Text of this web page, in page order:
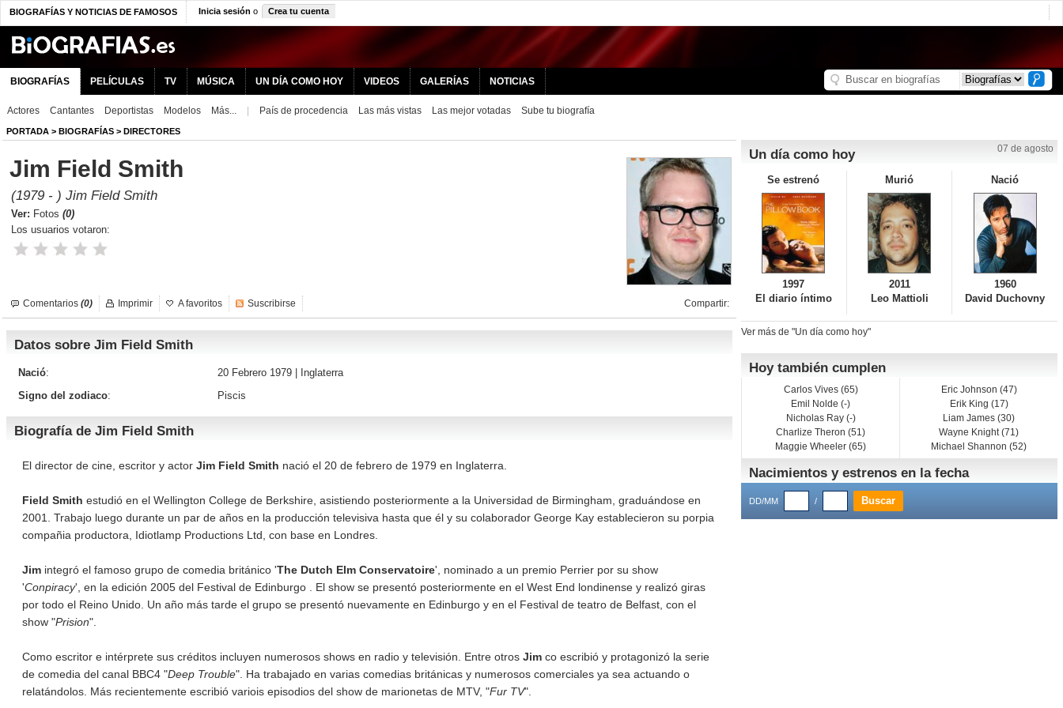
BIOGRAFÍAS Y NOTICIAS DE FAMOSOS Inicia sesión o Crea tu cuenta
BIOGRAFÍAS PELÍCULAS TV MÚSICA UN DÍA COMO HOY VIDEOS GALERÍAS NOTICIAS
Actores Cantantes Deportistas Modelos Más... País de procedencia Las más vistas Las mejor votadas Sube tu biografía
PORTADA > BIOGRAFÍAS > DIRECTORES
Jim Field Smith
(1979 - ) Jim Field Smith
Ver: Fotos (0)
Los usuarios votaron:
Comentarios (0) Compartir:
Imprimir A favoritos Suscribirse
Datos sobre Jim Field Smith
Nació: 20 Febrero 1979 |
Inglaterra
Signo del zodiaco: Piscis
Biografía de Jim Field Smith
El director de cine, escritor y actor Jim Field Smith nació el 20 de febrero de 1979 en Inglaterra.
Field Smith estudió en el Wellington College de Berkshire, asistiendo posteriormente a la Universidad de Birmingham, graduándose en
2001. Trabajo luego durante un par de años en la producción televisiva hasta que él y su colaborador George Kay establecieron su porpia
compañia productora, Idiotlamp Productions Ltd, con base en Londres.
Jim integró el famoso grupo de comedia británico 'The Dutch Elm Conservatoire', nominado a un premio Perrier por su show
'Conpiracy', en la edición 2005 del Festival de Edinburgo . El show se presentó posteriormente en el West End londinense y realizó giras
por todo el Reino Unido. Un año más tarde el grupo se presentó nuevamente en Edinburgo y en el Festival de teatro de Belfast, con el
show "Prision".
Como escritor e intérprete sus créditos incluyen numerosos shows en radio y televisión. Entre otros Jim co escribió y protagonizó la serie
de comedia del canal BBC4 "Deep Trouble". Ha trabajado en varias comedias británicas y numerosos comerciales ya sea actuando o
relatándolos. Más recientemente escribió variois episodios del show de marionetas de MTV, "Fur TV".
Un día como hoy 07 de agosto
Se estrenó
1997
El diario íntimo
Murió
2011
Leo Mattioli
Nació
1960
David Duchovny
Ver más de "Un día como hoy"
Hoy también cumplen
Carlos Vives (65)
Emil Nolde (-)
Nicholas Ray (-)
Charlize Theron (51)
Maggie Wheeler (65)
Eric Johnson (47)
Erik King (17)
Liam James (30)
Wayne Knight (71)
Michael Shannon (52)
Nacimientos y estrenos en la fecha
DD/MM /